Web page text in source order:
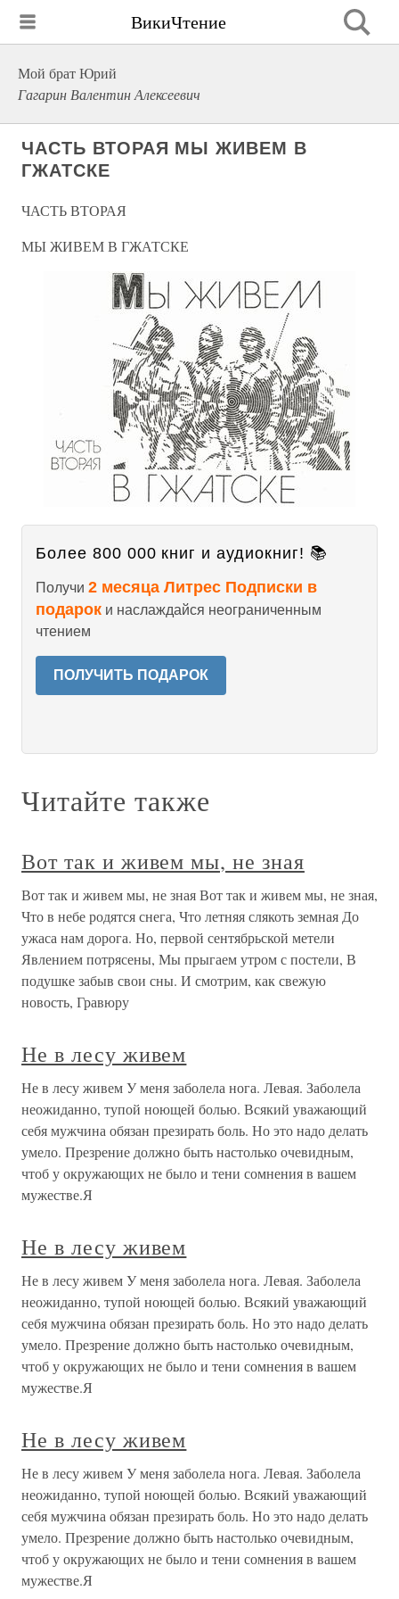
ВикиЧтение
Мой брат Юрий
Гагарин Валентин Алексеевич
ЧАСТЬ ВТОРАЯ МЫ ЖИВЕМ В
ГЖАТСКЕ
ЧАСТЬ ВТОРАЯ
МЫ ЖИВЕМ В ГЖАТСКЕ
Более 800 000 книг и аудиокниг! 📚
Получи 2 месяца Литрес Подписки в
подарок и наслаждайся неограниченным
чтением
ПОЛУЧИТЬ ПОДАРОК
Читайте также
Вот так и живем мы, не зная
Вот так и живем мы, не зная Вот так и живем мы, не зная,
Что в небе родятся снега, Что летняя слякоть земная До
ужаса нам дорога. Но, первой сентябрьской метели
Явлением потрясены, Мы прыгаем утром с постели, В
подушке забыв свои сны. И смотрим, как свежую
новость, Гравюру
Не в лесу живем
Не в лесу живем У меня заболела нога. Левая. Заболела
неожиданно, тупой ноющей болью. Всякий уважающий
себя мужчина обязан презирать боль. Но это надо делать
умело. Презрение должно быть настолько очевидным,
чтоб у окружающих не было и тени сомнения в вашем
мужестве.Я
Не в лесу живем
Не в лесу живем У меня заболела нога. Левая. Заболела
неожиданно, тупой ноющей болью. Всякий уважающий
себя мужчина обязан презирать боль. Но это надо делать
умело. Презрение должно быть настолько очевидным,
чтоб у окружающих не было и тени сомнения в вашем
мужестве.Я
Не в лесу живем
Не в лесу живем У меня заболела нога. Левая. Заболела
неожиданно, тупой ноющей болью. Всякий уважающий
себя мужчина обязан презирать боль. Но это надо делать
умело. Презрение должно быть настолько очевидным,
чтоб у окружающих не было и тени сомнения в вашем
мужестве.Я